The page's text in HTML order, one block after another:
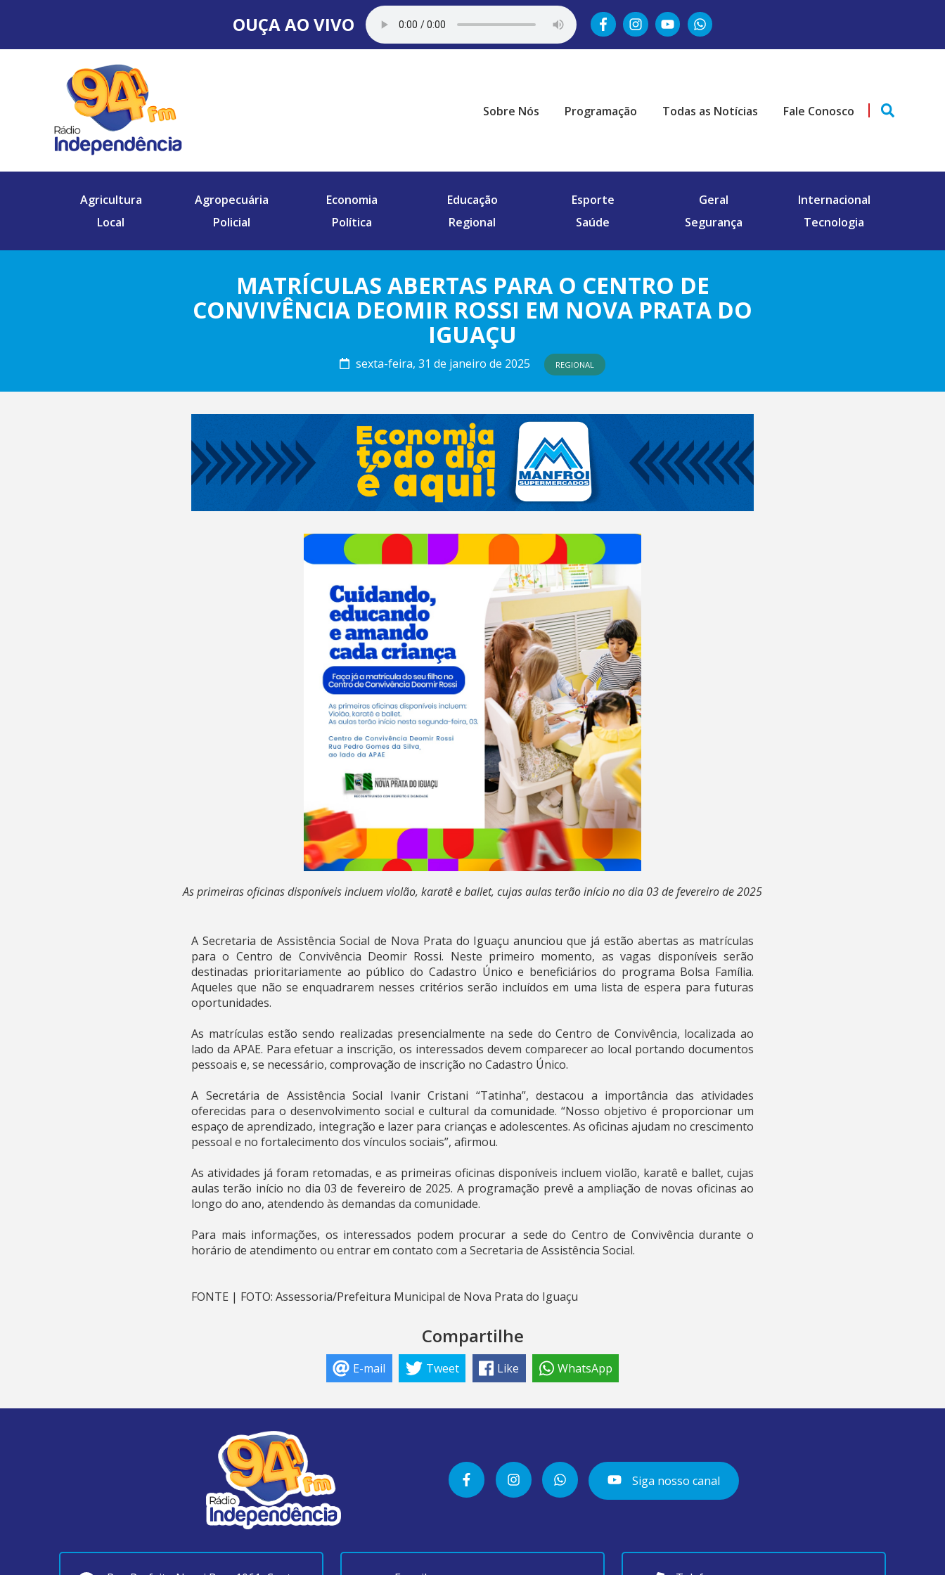
OUÇA AO VIVO
Sobre Nós Programação Todas as Notícias Fale Conosco
Agricultura Agropecuária Economia Educação Esporte Geral
Internacional
Local
Policial Política Regional Saúde Segurança Tecnologia
MATRÍCULAS ABERTAS PARA O CENTRO DE
CONVIVÊNCIA DEOMIR ROSSI EM NOVA PRATA DO
IGUAÇU
sexta-feira, 31 de janeiro de 2025 REGIONAL
As primeiras oficinas disponíveis incluem violão, karatê e ballet, cujas aulas terão início no dia 03 de fevereiro de 2025
A Secretaria de Assistência Social de Nova Prata do Iguaçu anunciou que já estão abertas as matrículas
para o Centro de Convivência Deomir Rossi. Neste primeiro momento, as vagas disponíveis serão
destinadas prioritariamente ao público do Cadastro Único e beneficiários do programa Bolsa Família.
Aqueles que não se enquadrarem nesses critérios serão incluídos em uma lista de espera para futuras
oportunidades.
As matrículas estão sendo realizadas presencialmente na sede do Centro de Convivência, localizada ao
lado da APAE. Para efetuar a inscrição, os interessados devem comparecer ao local portando documentos
pessoais e, se necessário, comprovação de inscrição no Cadastro Único.
A Secretária de Assistência Social Ivanir Cristani “Tatinha”, destacou a importância das atividades
oferecidas para o desenvolvimento social e cultural da comunidade. “Nosso objetivo é proporcionar um
espaço de aprendizado, integração e lazer para crianças e adolescentes. As oficinas ajudam no crescimento
pessoal e no fortalecimento dos vínculos sociais”, afirmou.
As atividades já foram retomadas, e as primeiras oficinas disponíveis incluem violão, karatê e ballet, cujas
aulas terão início no dia 03 de fevereiro de 2025. A programação prevê a ampliação de novas oficinas ao
longo do ano, atendendo às demandas da comunidade.
Para mais informações, os interessados podem procurar a sede do Centro de Convivência durante o
horário de atendimento ou entrar em contato com a Secretaria de Assistência Social.
FONTE | FOTO: Assessoria/Prefeitura Municipal de Nova Prata do Iguaçu
Compartilhe
E-mail Tweet Like WhatsApp
Siga nosso canal